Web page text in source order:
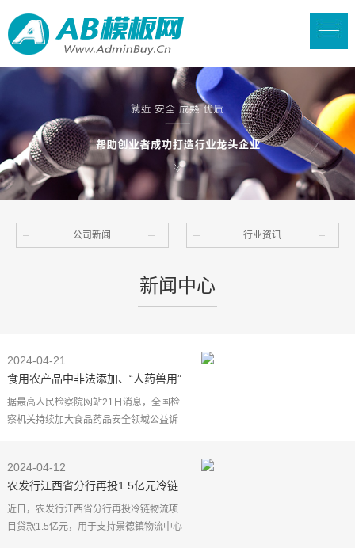
公司新闻 行业资讯
新闻中心
2024-04-21
食用农产品中非法添加、“人药兽用”
……这些行为被立案→
据最高人民检察院网站21日消息，全国检
察机关持续加大食品药品安全领域公益诉
件，涉药品安全49
2024-04-12
农发行江西省分行再投1.5亿元冷链
物流项目贷款助力鲜活农产品“走南
闯北”
近日，农发行江西省分行再投冷链物流项
目贷款1.5亿元，用于支持景德镇物流中心